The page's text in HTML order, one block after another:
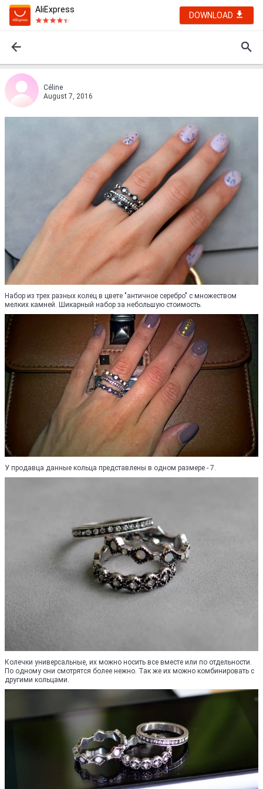
AliExpress
DOWNLOAD
Céline
August 7, 2016
Набор из трех разных колец в цвете "античное серебро" с множеством
мелких камней. Шикарный набор за небольшую стоимость.
У продавца данные кольца представлены в одном размере - 7.
Колечки универсальные, их можно носить все вместе или по отдельности.
По одному они смотрятся более нежно. Так же их можно комбинировать с
другими кольцами.